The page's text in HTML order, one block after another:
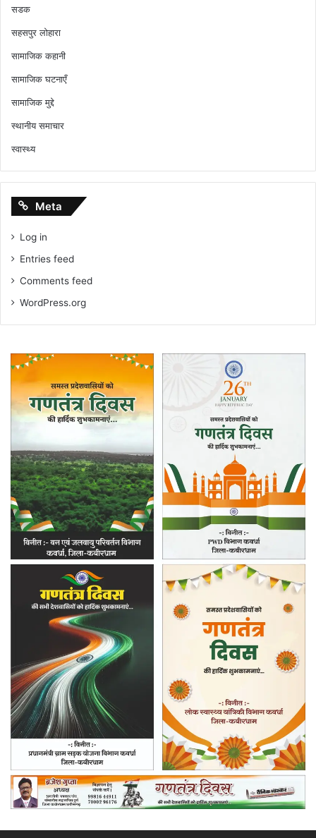
सडक
सहसपुर लोहारा
सामाजिक कहानी
सामाजिक घटनाएँ
सामाजिक मुद्दे
स्थानीय समाचार
स्वास्थ्य
Meta
Log in
Entries feed
Comments feed
WordPress.org